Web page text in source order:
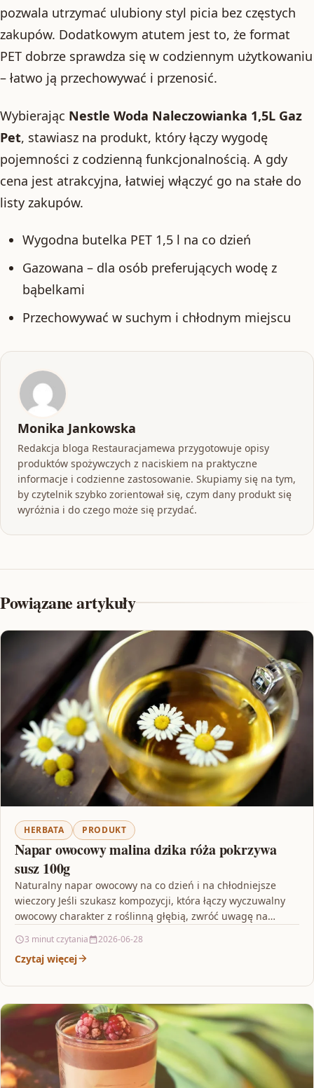
pozwala utrzymać ulubiony styl picia bez częstych
zakupów. Dodatkowym atutem jest to, że format
PET dobrze sprawdza się w codziennym użytkowaniu
– łatwo ją przechowywać i przenosić.
Wybierając Nestle Woda Naleczowianka 1,5L Gaz
Pet, stawiasz na produkt, który łączy wygodę
pojemności z codzienną funkcjonalnością. A gdy
cena jest atrakcyjna, łatwiej włączyć go na stałe do
listy zakupów.
Wygodna butelka PET 1,5 l na co dzień
Gazowana – dla osób preferujących wodę z
bąbelkami
Przechowywać w suchym i chłodnym miejscu
Monika Jankowska
Redakcja bloga Restauracjamewa przygotowuje opisy
produktów spożywczych z naciskiem na praktyczne
informacje i codzienne zastosowanie. Skupiamy się na tym,
by czytelnik szybko zorientował się, czym dany produkt się
wyróżnia i do czego może się przydać.
Powiązane artykuły
HERBATA PRODUKT
Napar owocowy malina dzika róża pokrzywa
susz 100g
Naturalny napar owocowy na co dzień i na chłodniejsze
wieczory Jeśli szukasz kompozycji, która łączy wyczuwalny
owocowy charakter z roślinną głębią, zwróć uwagę na…
3 minut czytania 2026-06-28
Czytaj więcej